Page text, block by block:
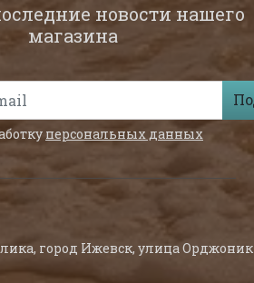
новости нашего
магазина
персональных данных
город Ижевск, улица